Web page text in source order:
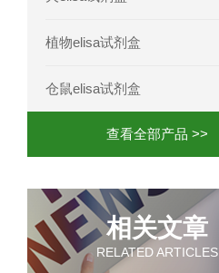
植物elisa试剂盒
仓鼠elisa试剂盒
查看全部产品 >>
相关文章
RELATED ARTICLES